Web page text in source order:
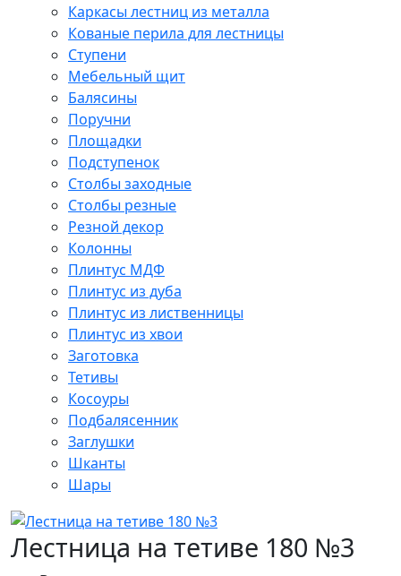
Каркасы лестниц из металла
Кованые перила для лестницы
Ступени
Мебельный щит
Балясины
Поручни
Площадки
Подступенок
Столбы заходные
Столбы резные
Резной декор
Колонны
Плинтус МДФ
Плинтус из дуба
Плинтус из лиственницы
Плинтус из хвои
Заготовка
Тетивы
Косоуры
Подбалясенник
Заглушки
Шканты
Шары
Лестница на тетиве 180 №3